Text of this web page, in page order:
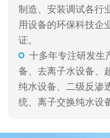
制造、安装调试各行
用设备的环保科技企
证。
十多年专注研发生
备、去离子水设备、
纯水设备、二级反渗
统、离子交换纯水设